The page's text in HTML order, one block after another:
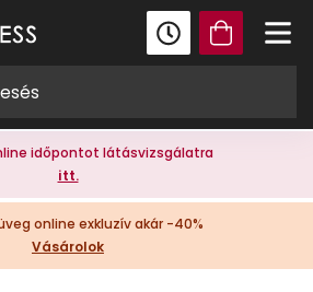
időpontot látásvizsgálatra
itt.
online exkluzív akár -40%
Vásárolok